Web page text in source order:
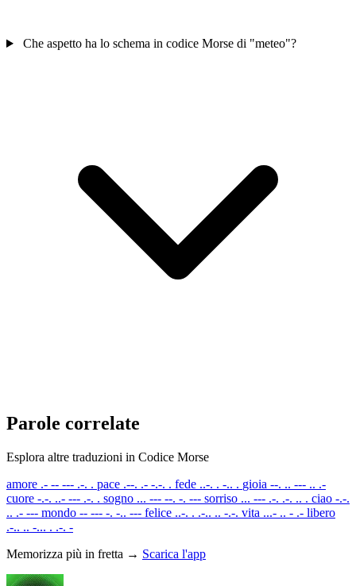
Che aspetto ha lo schema in codice Morse di "meteo"?
Parole correlate
Esplora altre traduzioni in Codice Morse
amore .- -- --- .-. . pace .--. .- -.-. . fede ..-. . -.. . gioia --. .. --- .. .-
cuore -.-. ..- --- .-. . sogno ... --- --. -. --- sorriso ... --- .-. .-. .. . ciao -.-.
.. .- --- mondo -- --- -. -.. --- felice ..-. . .-.. .. -.-. vita ...- .. - .- libero
.-.. .. -... . .-. -
Memorizza più in fretta → Scarica l'app